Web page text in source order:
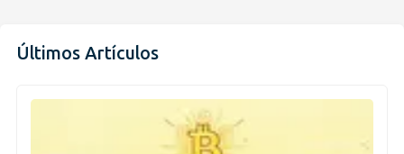
Últimos Artículos